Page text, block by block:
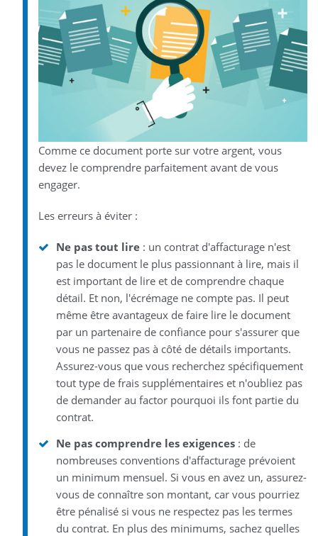
Comme ce document porte sur votre argent, vous
devez le comprendre parfaitement avant de vous
engager.
Les erreurs à éviter :
Ne pas tout lire: un contrat d'affacturage n'est
pas le document le plus passionnant à lire, mais il
est important de lire et de comprendre chaque
détail. Et non, l'écrémage ne compte pas. Il peut
même être avantageux de faire lire le document
par un partenaire de confiance pour s'assurer que
vous ne passez pas à côté de détails importants.
Assurez-vous que vous recherchez spécifiquement
tout type de frais supplémentaires et n'oubliez pas
de demander au factor pourquoi ils font partie du
contrat.
Ne pas comprendre les exigences: de
nombreuses conventions d'affacturage prévoient
un minimum mensuel. Si vous en avez un, assurez-
vous de connaître son montant, car vous pourriez
être pénalisé si vous ne respectez pas les termes
du contrat. En plus des minimums, sachez quelles